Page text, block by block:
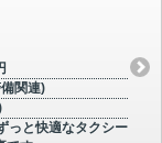
関連)
っと快適なタクシー